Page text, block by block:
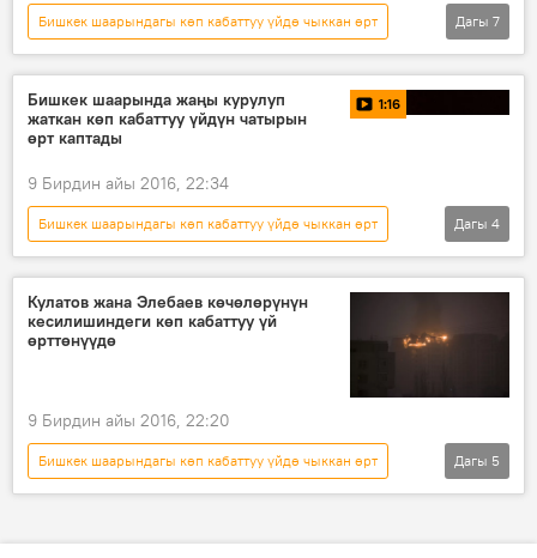
Бишкек шаарындагы көп кабаттуу үйдө чыккан өрт
Окуялар
Кыргызстан
Коом
Өзгөчө кырдаалдар министрлиги
Дагы 7
Бишкек шаарында жаңы курулуп
жаткан көп кабаттуу үйдүн чатырын
өрт каптады
1:16
9 Бирдин айы 2016, 22:34
Бишкек шаарындагы көп кабаттуу үйдө чыккан өрт
Видео
Окуялар
Жаңылыктар
Дагы 4
Кулатов жана Элебаев көчөлөрүнүн
кесилишиндеги көп кабаттуу үй
өрттөнүүдө
9 Бирдин айы 2016, 22:20
Бишкек шаарындагы көп кабаттуу үйдө чыккан өрт
Окуялар
Кыргызстан
Дагы 5